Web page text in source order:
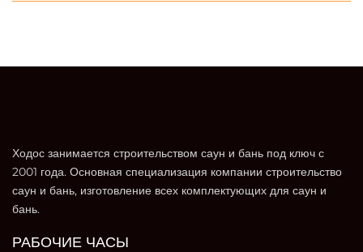
Ходос занимается строительством саун и бань под ключ с
2001 года. Основная специализация компании строительство
саун и бань, изготовление всех комплектующих для саун и
бань.
РАБОЧИЕ ЧАСЫ